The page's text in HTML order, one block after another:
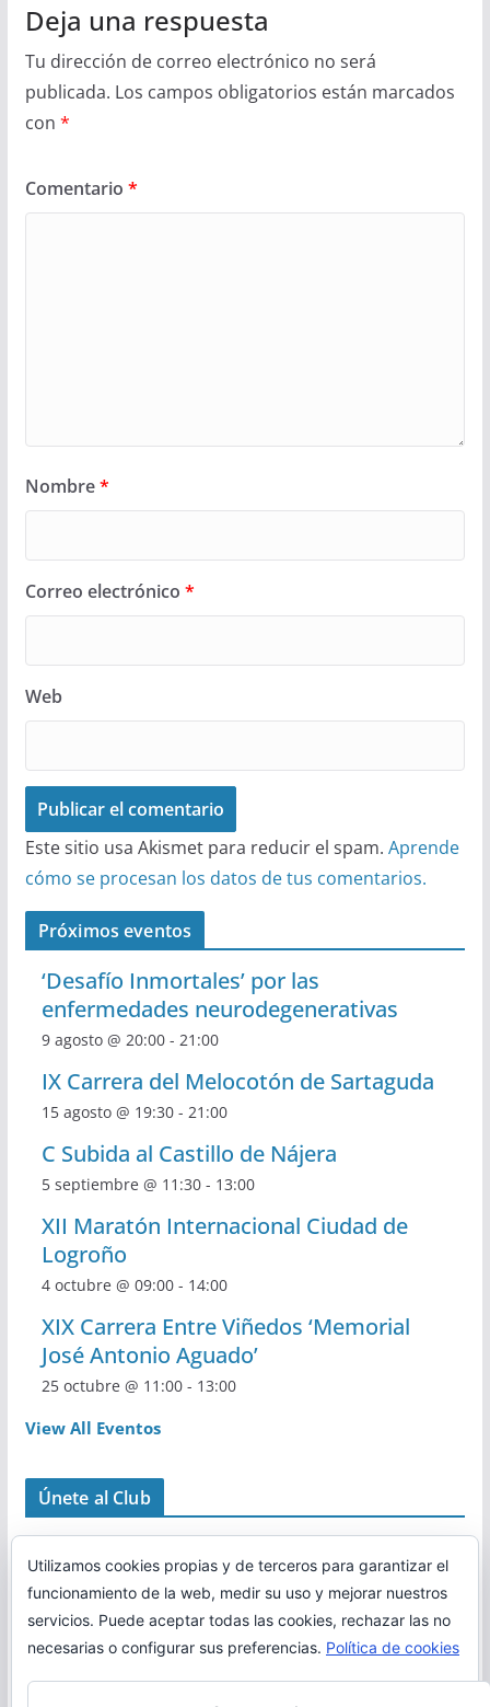
Deja una respuesta
Tu dirección de correo electrónico no será
publicada. Los campos obligatorios están marcados
con *
Comentario *
Nombre*
Correo electrónico *
Web
Este sitio usa Akismet para reducir el spam. Aprende
cómo se procesan los datos de tus comentarios.
Próximos eventos
‘Desafío Inmortales’ por las
enfermedades neurodegenerativas
9 agosto @ 20:00- 21:00
IX Carrera del Melocotón de Sartaguda
15 agosto @ 19:30- 21:00
C Subida al Castillo de Nájera
5 septiembre @ 11:30- 13:00
XII Maratón Internacional Ciudad de
Logroño
4 octubre @ 09:00- 14:00
XIX Carrera Entre Viñedos ‘Memorial
José Antonio Aguado’
25 octubre @ 11:00- 13:00
View All Eventos
Únete al Club
Utilizamos cookies propias y de terceros para garantizar el
funcionamiento de la web, medir su uso y mejorar nuestros
servicios. Puede aceptar todas las cookies, rechazar las no
necesarias o configurar sus preferencias. Política de cookies